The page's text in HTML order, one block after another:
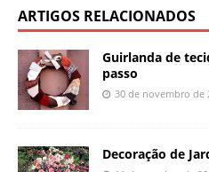
ARTIGOS RELACIONADOS
Guirlanda de
passo
30 de novembro de
Decoração de